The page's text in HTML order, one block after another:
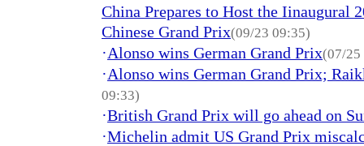
China Prepares to Host the Iinaugural
Chinese Grand Prix(09/23 09:35)
·Alonso wins German Grand Prix(07/25
·Alonso wins German Grand Prix;
09:33)
·British Grand Prix will go ahead on
·Michelin admit US Grand Prix